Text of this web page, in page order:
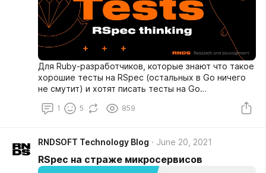
Для Ruby-разработчиков, которые знают что такое
хорошие тесты на RSpec (остальных в Go ничего
не смутит) и хотят писать тесты на Go
1 5 859
RNDSOFT Technology Blog June 20, 2021
RSpec на страже микросервисов